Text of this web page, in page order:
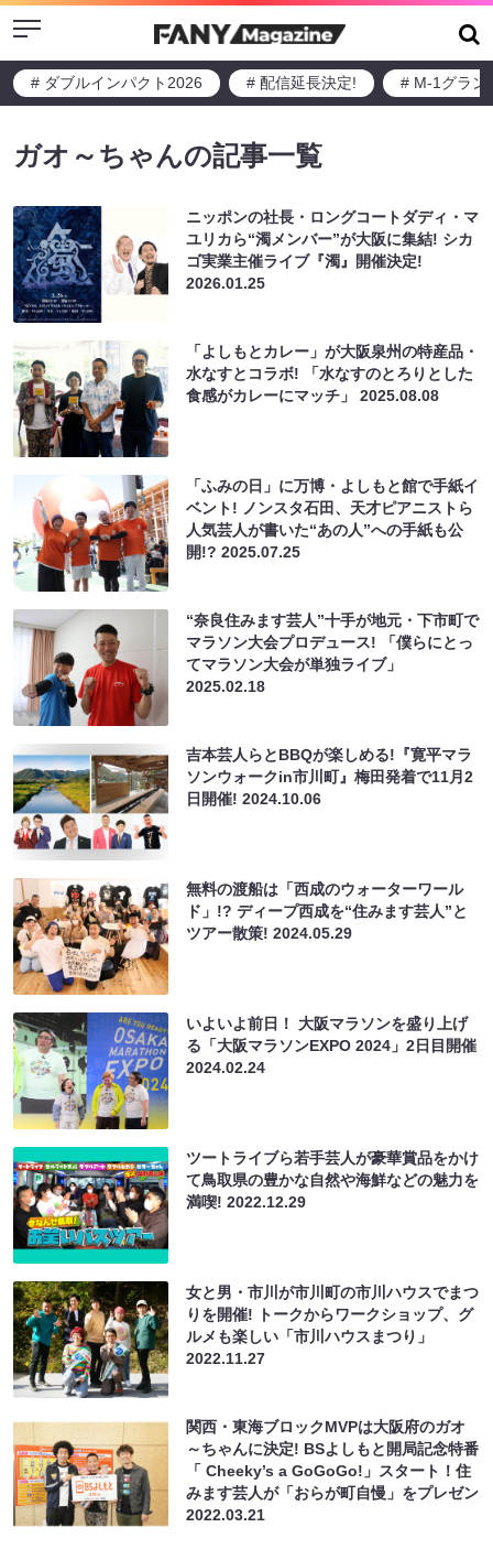
Menu
# ダブルインパクト2026 # 配信延長決定! # M-1グラン
ガオ～ちゃんの記事一覧
ニッポンの社長・ロングコートダディ・マ
ユリカら“濁メンバー”が大阪に集結! シカ
ゴ実業主催ライブ『濁』開催決定!
2026.01.25
「よしもとカレー」が大阪泉州の特産品・
水なすとコラボ! 「水なすのとろりとした
食感がカレーにマッチ」2025.08.08
「ふみの日」に万博・よしもと館で手紙イ
ベント! ノンスタ石田、天才ピアニストら
人気芸人が書いた“あの人”への手紙も公
開!?2025.07.25
“奈良住みます芸人”十手が地元・下市町で
マラソン大会プロデュース! 「僕らにとっ
てマラソン大会が単独ライブ」
2025.02.18
吉本芸人らとBBQが楽しめる!『寛平マラ
ソンウォークin市川町』梅田発着で11月2
日開催!2024.10.06
無料の渡船は「西成のウォーターワール
ド」!? ディープ西成を“住みます芸人”と
ツアー散策!2024.05.29
いよいよ前日！ 大阪マラソンを盛り上げ
る「大阪マラソンEXPO 2024」2日目開催
2024.02.24
ツートライブら若手芸人が豪華賞品をかけ
て鳥取県の豊かな自然や海鮮などの魅力を
満喫!2022.12.29
女と男・市川が市川町の市川ハウスでまつ
りを開催! トークからワークショップ、グ
ルメも楽しい「市川ハウスまつり」
2022.11.27
関西・東海ブロックMVPは大阪府のガオ
～ちゃんに決定! BSよしもと開局記念特番
「 Cheeky’s a GoGoGo!」スタート！住
みます芸人が「おらが町自慢」をプレゼン
2022.03.21